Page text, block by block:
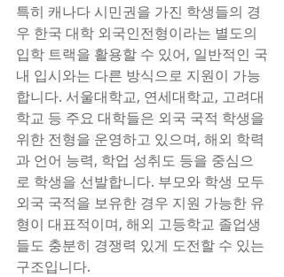
특히 캐나다 시민권을 가진 학생들의 경
우 한국 대학 외국인전형이라는 별도의
입학 트랙을 활용할 수 있어, 일반적인 국
내 입시와는 다른 방식으로 지원이 가능
합니다. 서울대학교, 연세대학교, 고려대
학교 등 주요 대학들은 외국 국적 학생을
위한 전형을 운영하고 있으며, 해외 학력
과 언어 능력, 학업 성취도 등을 중심으
로 학생을 선발합니다. 부모와 학생 모두
외국 국적을 보유한 경우 지원 가능한 유
형이 대표적이며, 해외 고등학교 졸업생
들도 충분히 경쟁력 있게 도전할 수 있는
구조입니다.